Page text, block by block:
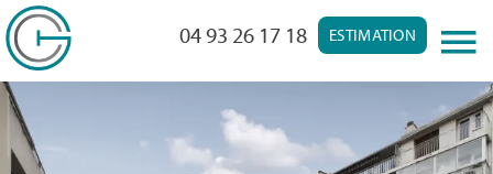
ESTIMATION
04 93 26 17 18